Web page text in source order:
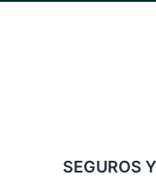
SEGUROS